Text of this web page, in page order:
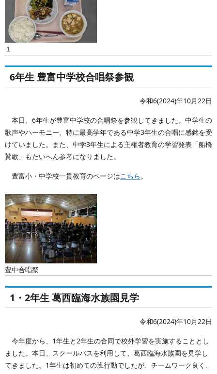
１
6年生 豊富中学校合唱祭参観
令和6(2024)年10月22日
本日、6年生が豊富中学校の合唱祭を参観してきました。中学生の
歌声やハーモニー、特に最高学年である中学3年生の合唱に感銘を受
けていました。また、中学3年生による主権者教育の学習発表「船橋
賛歌」もたいへん参考になりました。
豊富小・中学校一貫教育のページはこちら。
豊中合唱祭
1・2年生 葛西臨海水族園見学
令和6(2024)年10月22日
今年度から、1年生と2年生の合同で校外学習を実施することとし
ました。本日、スクールバスを利用して、葛西臨海水族園を見学し
てきました。1年生は初めての班行動でしたが、チームワーク良く、